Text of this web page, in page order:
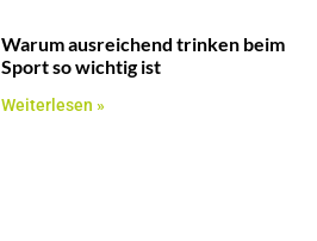
Warum ausreichend trinken beim
Sport so wichtig ist
Weiterlesen »